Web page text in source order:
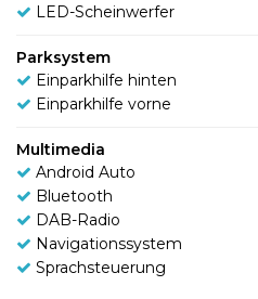
LED-Scheinwerfer
Parksystem
Einparkhilfe hinten
Einparkhilfe vorne
Multimedia
Android Auto
Bluetooth
DAB-Radio
Navigationssystem
Sprachsteuerung